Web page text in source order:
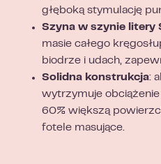
głęboką stymulację
Szyna w szynie litery
masie całego
biodrze i udach,
Solidna konstrukcja:
wytrzymuje
60% większą
fotele masujące.